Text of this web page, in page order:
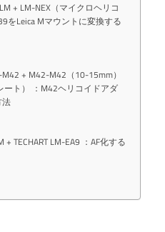
+ LM-NEX（マイクロヘリコ
Leica Mマウントに変換する
+ M42-M42（10-15mm）
ート） ：M42ヘリコイドアダ
TECHART LM-EA9 ：AF化する